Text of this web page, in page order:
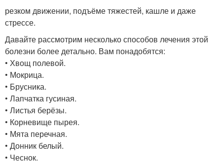
резком движении, подъёме тяжестей, кашле и даже
стрессе.
Давайте рассмотрим несколько способов лечения этой
болезни более детально. Вам понадобятся:
• Хвощ полевой.
• Мокрица.
• Брусника.
• Лапчатка гусиная.
• Листья берёзы.
• Корневище пырея.
• Мята перечная.
• Донник белый.
• Чеснок.